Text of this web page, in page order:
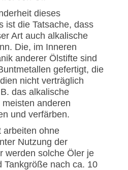
dieses
ist die Tatsache, dass
Art auch alkalische
Die, im Inneren
anderer Ölstifte sind
gefertigt, die
nicht verträglich
das alkalische
meisten anderen
und verfärben.
arbeiten ohne
Nutzung der
werden solche Öler je
Tankgröße nach ca. 10